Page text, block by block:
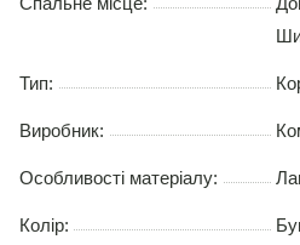
Тип:
Виробник:
Особливості матеріалу:
Колір: